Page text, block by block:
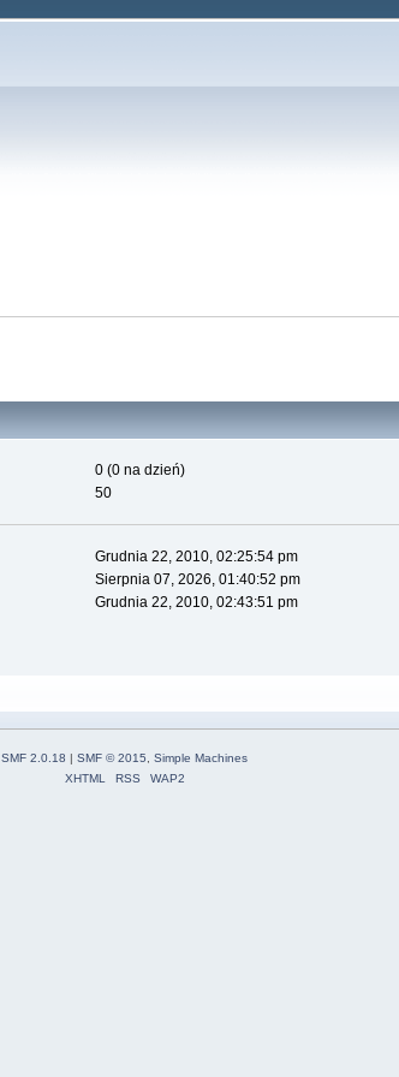
0 (0 na dzień)
50
Grudnia 22, 2010, 02:25:54 pm
Sierpnia 07, 2026, 01:40:52 pm
Grudnia 22, 2010, 02:43:51 pm
SMF 2.0.18 | SMF © 2015, Simple Machines
XHTML
RSS WAP2